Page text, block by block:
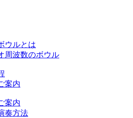
ウルとは
周波数のボウル
案内
案内
奏方法